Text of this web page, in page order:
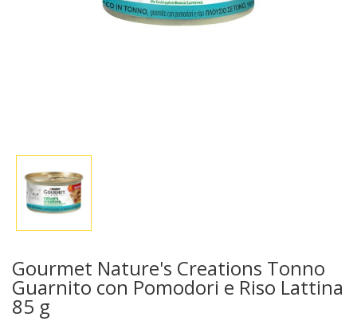
Gourmet Nature's Creations Tonno
Guarnito con Pomodori e Riso Lattina
85 g